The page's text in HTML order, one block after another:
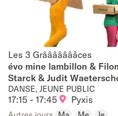
Les 3 Grâââââââces
Les 3 Grâââââââces
évo mine lambillon &
Starck & Judit
DANSE, JEUNE PUBLIC
17:15 - 17:45 Pyxis